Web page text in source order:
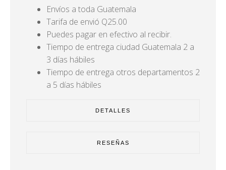
Envíos a toda Guatemala
Tarifa de envió Q25.00
Puedes pagar en efectivo al recibir.
Tiempo de entrega ciudad Guatemala 2 a
3 días hábiles
Tiempo de entrega otros departamentos 2
a 5 días hábiles
DETALLES
RESEÑAS